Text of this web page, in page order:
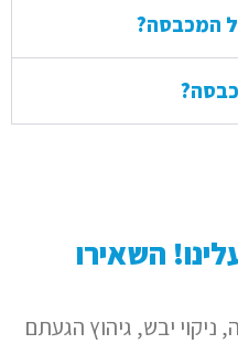
המכבסה?
השאירו
יבש, גיהוץ הגעתם